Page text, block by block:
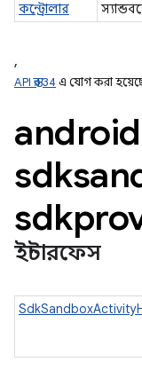
কন্ট্রোলার
,
API স্তর 34 এ যোগ করা
android
ইন্টারফেস